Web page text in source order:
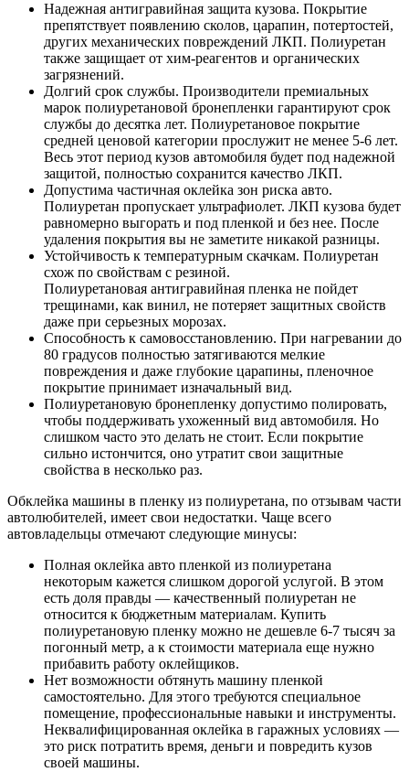
Надежная антигравийная защита кузова. Покрытие
препятствует появлению сколов, царапин, потертостей,
других механических повреждений ЛКП. Полиуретан
также защищает от хим-реагентов и органических
загрязнений.
Долгий срок службы. Производители премиальных
марок полиуретановой бронепленки гарантируют срок
службы до десятка лет. Полиуретановое покрытие
средней ценовой категории прослужит не менее 5-6 лет.
Весь этот период кузов автомобиля будет под надежной
защитой, полностью сохранится качество ЛКП.
Допустима частичная оклейка зон риска авто.
Полиуретан пропускает ультрафиолет. ЛКП кузова будет
равномерно выгорать и под пленкой и без нее. После
удаления покрытия вы не заметите никакой разницы.
Устойчивость к температурным скачкам. Полиуретан
схож по свойствам с резиной.
Полиуретановая антигравийная пленка не пойдет
трещинами, как винил, не потеряет защитных свойств
даже при серьезных морозах.
Способность к самовосстановлению. При нагревании до
80 градусов полностью затягиваются мелкие
повреждения и даже глубокие царапины, пленочное
покрытие принимает изначальный вид.
Полиуретановую бронепленку допустимо полировать,
чтобы поддерживать ухоженный вид автомобиля. Но
слишком часто это делать не стоит. Если покрытие
сильно истончится, оно утратит свои защитные
свойства в несколько раз.
Обклейка машины в пленку из полиуретана, по отзывам части
автолюбителей, имеет свои недостатки. Чаще всего
автовладельцы отмечают следующие минусы:
Полная оклейка авто пленкой из полиуретана
некоторым кажется слишком дорогой услугой. В этом
есть доля правды — качественный полиуретан не
относится к бюджетным материалам. Купить
полиуретановую пленку можно не дешевле 6-7 тысяч за
погонный метр, а к стоимости материала еще нужно
прибавить работу оклейщиков.
Нет возможности обтянуть машину пленкой
самостоятельно. Для этого требуются специальное
помещение, профессиональные навыки и инструменты.
Неквалифицированная оклейка в гаражных условиях —
это риск потратить время, деньги и повредить кузов
своей машины.